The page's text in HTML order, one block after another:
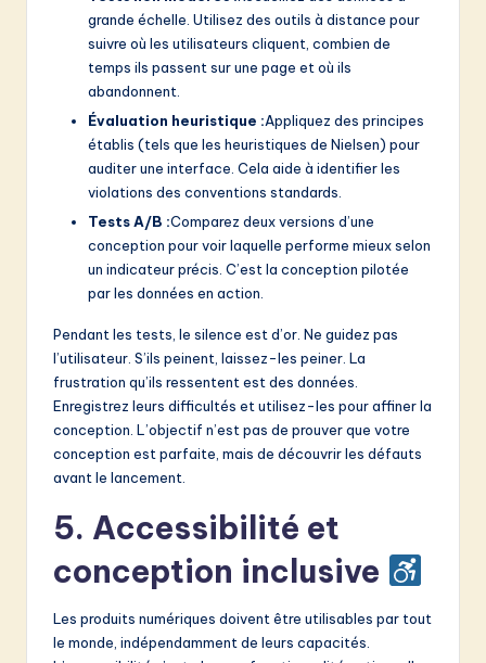
grande échelle. Utilisez des outils à distance pour
suivre où les utilisateurs cliquent, combien de
temps ils passent sur une page et où ils
abandonnent.
Évaluation heuristique :Appliquez des principes
établis (tels que les heuristiques de Nielsen) pour
auditer une interface. Cela aide à identifier les
violations des conventions standards.
Tests A/B :Comparez deux versions d’une
conception pour voir laquelle performe mieux selon
un indicateur précis. C’est la conception pilotée
par les données en action.
Pendant les tests, le silence est d’or. Ne guidez pas
l’utilisateur. S’ils peinent, laissez-les peiner. La
frustration qu’ils ressentent est des données.
Enregistrez leurs difficultés et utilisez-les pour affiner la
conception. L’objectif n’est pas de prouver que votre
conception est parfaite, mais de découvrir les défauts
avant le lancement.
5. Accessibilité et
conception inclusive
Les produits numériques doivent être utilisables par tout
le monde, indépendamment de leurs capacités.